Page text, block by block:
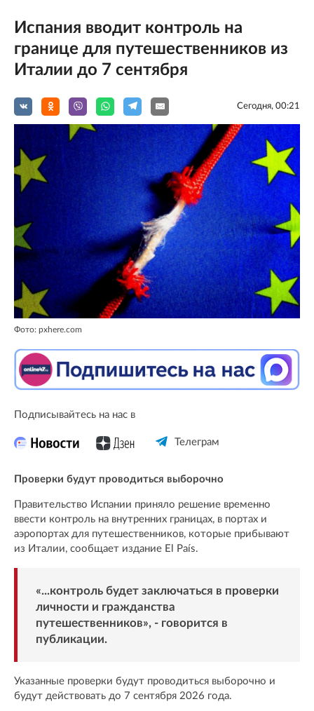
Испания вводит контроль на
границе для путешественников из
Италии до 7 сентября
Сегодня, 00:21
Фото: pxhere.com
Подписывайтесь на нас в
Телеграм
Проверки будут проводиться выборочно
Правительство Испании приняло решение временно
ввести контроль на внутренних границах, в портах и
аэропортах для путешественников, которые прибывают
из Италии, сообщает издание El País.
«...контроль будет заключаться в проверки
личности и гражданства
путешественников», - говорится в
публикации.
Указанные проверки будут проводиться выборочно и
будут действовать до 7 сентября 2026 года.